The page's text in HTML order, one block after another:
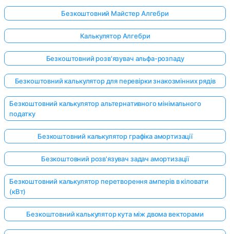
Безкоштовний Майстер Алгебри
Калькулятор Алгебри
Безкоштовний розв'язувач альфа-розпаду
Безкоштовний калькулятор для перевірки знакозмінних рядів
Безкоштовний калькулятор альтернативного мінімального
податку
Безкоштовний калькулятор графіка амортизації
Безкоштовний розв'язувач задач амортизації
Безкоштовний калькулятор перетворення амперів в кіловати
(кВт)
Безкоштовний калькулятор кута між двома векторами